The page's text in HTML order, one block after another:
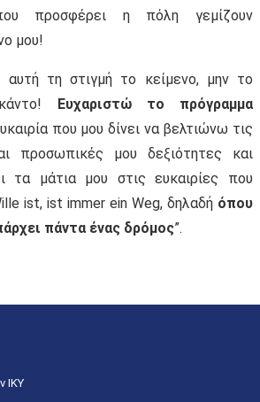
προσφέρει η πόλη γεμίζουν
μου!
αυτή τη στιγμή το κείμενο, μην το
Ευχαριστώ το πρόγραμμα
που μου δίνει να βελτιώνω τις
προσωπικές μου δεξιότητες και
τα μάτια μου στις ευκαιρίες που
ist, ist immer ein Weg, δηλαδή όπου
πάντα ένας δρόμος”.
ΙΚΥ